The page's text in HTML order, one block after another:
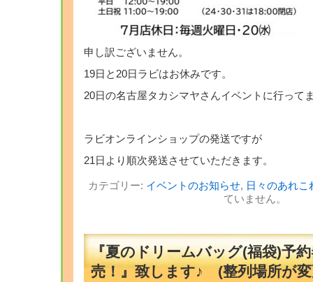
申し訳ございません。
19日と20日ラビはお休みです。
20日の名古屋タカシマヤさんイベントに行って
ラビオンラインショップの発送ですが
21日より順次発送させていただきます。
カテゴリー: イベントのお知らせ, 日々のあれこ
ていません。
『夏のドリームバッグ(福袋)予
売！』致します♪ (整列場所が